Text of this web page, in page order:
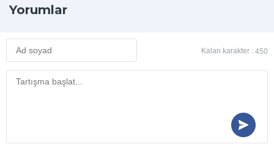
Yorumlar
Kalan karakter : 450